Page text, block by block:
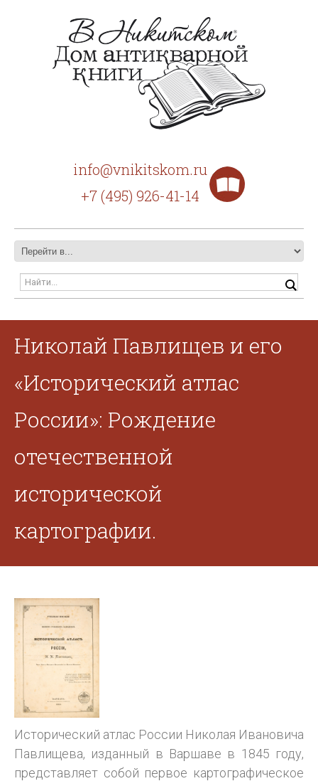
info@vnikitskom.ru
+7 (495) 926-41-14
Николай Павлищев и его
«Исторический атлас
России»: Рождение
отечественной
исторической
картографии.
Исторический атлас России Николая Ивановича
Павлищева, изданный в Варшаве в 1845 году,
представляет собой первое картографическое